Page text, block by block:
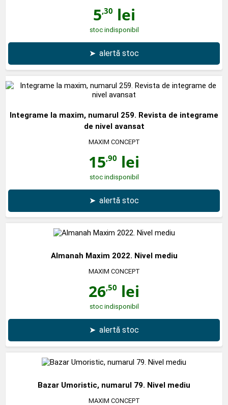
5,30 lei
stoc indisponibil
➤ alertă stoc
Integrame la maxim, numarul 259. Revista de integrame
de nivel avansat
MAXIM CONCEPT
15,90 lei
stoc indisponibil
➤ alertă stoc
Almanah Maxim 2022. Nivel mediu
MAXIM CONCEPT
26,50 lei
stoc indisponibil
➤ alertă stoc
Bazar Umoristic, numarul 79. Nivel mediu
MAXIM CONCEPT